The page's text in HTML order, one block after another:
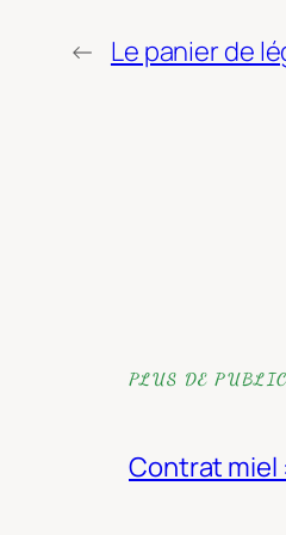
← Le panier de
PLUS DE
Contrat miel